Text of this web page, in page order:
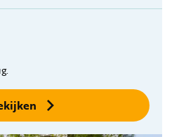
Toeristenbelasting
24 uur
Geen boekingskosten